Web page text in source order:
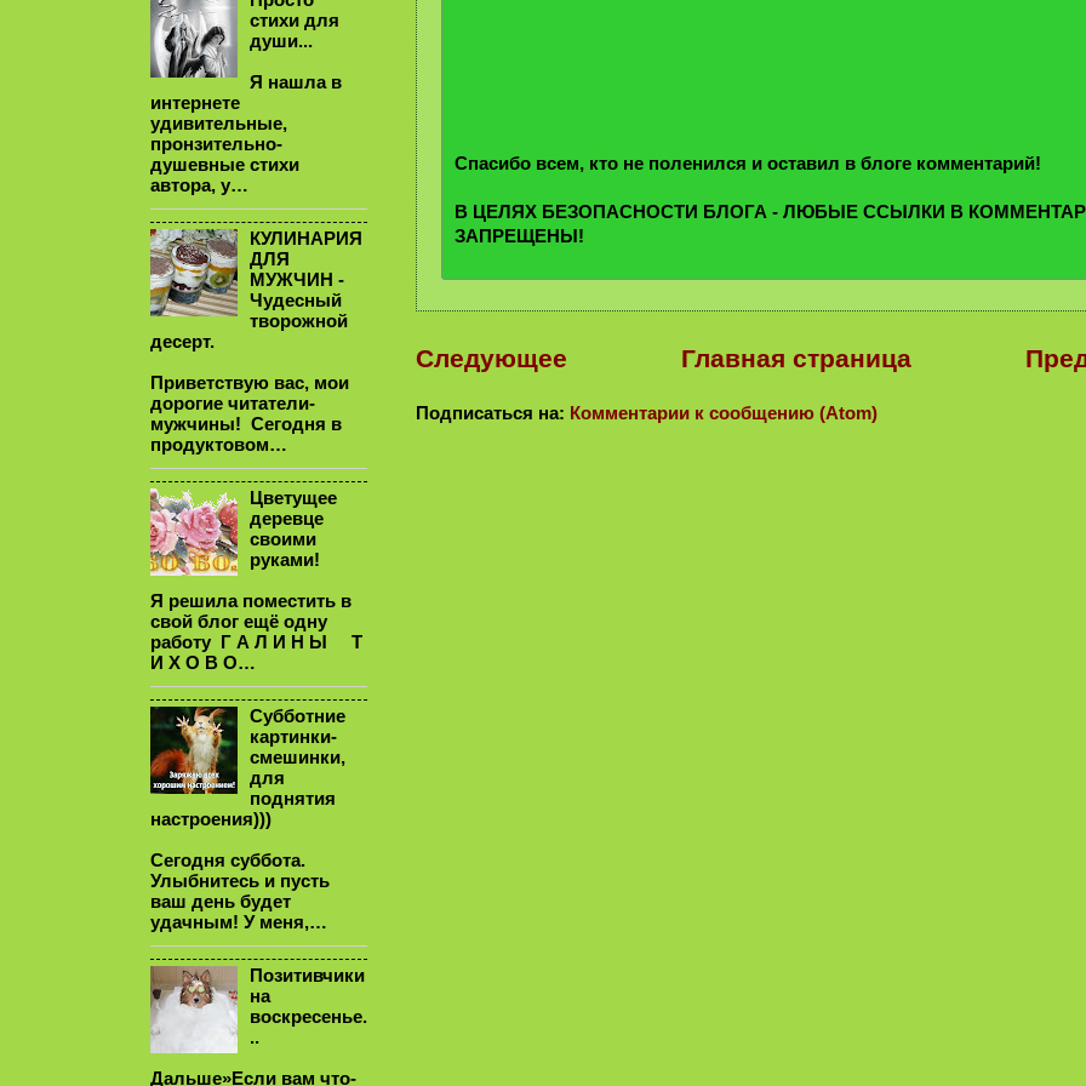
Спасибо всем, кто не поленился и оставил в блоге комментарий!
В ЦЕЛЯХ БЕЗОПАСНОСТИ БЛОГА - ЛЮБЫЕ ССЫЛКИ В
ЗАПРЕЩЕНЫ!
Следующее Главная страница
Подписаться на: Комментарии к сообщению (Atom)
стихи для
души...
Я нашла в
интернете
удивительные,
пронзительно-
душевные стихи
автора, у…
КУЛИНАРИЯ
ДЛЯ
МУЖЧИН -
Чудесный
творожной
десерт.
Приветствую вас, мои
дорогие читатели-
мужчины! Сегодня в
продуктовом…
Цветущее
деревце
своими
руками!
Я решила поместить в
свой блог ещё одну
работу Г А Л И Н Ы Т
И Х О В О…
Субботние
картинки-
смешинки,
для
поднятия
настроения)))
Сегодня суббота.
Улыбнитесь и пусть
ваш день будет
удачным! У меня,…
Позитивчики
на
воскресенье.
..
Дальше»Если вам что-